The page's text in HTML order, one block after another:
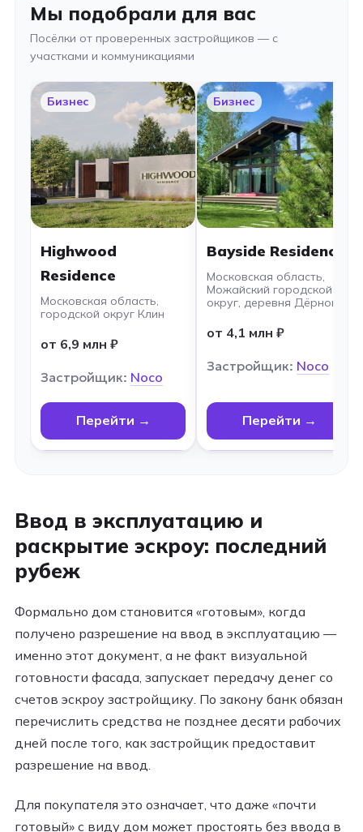
Мы подобрали для вас
Посёлки от проверенных застройщиков — с
участками и коммуникациями
Бизнес
Highwood
Residence
Московская область,
городской округ Клин
от 6,9 млн ₽
Застройщик: Noco
Перейти →
Бизнес
Bayside Residence
Московская область,
Можайский городской
округ, деревня Дёрново
от 4,1 млн ₽
Застройщик: Noco
Перейти →
Ввод в эксплуатацию и
раскрытие эскроу: последний
рубеж
Формально дом становится «готовым», когда
получено разрешение на ввод в эксплуатацию —
именно этот документ, а не факт визуальной
готовности фасада, запускает передачу денег со
счетов эскроу застройщику. По закону банк обязан
перечислить средства не позднее десяти рабочих
дней после того, как застройщик предоставит
разрешение на ввод.
Для покупателя это означает, что даже «почти
готовый» с виду дом может простоять без ввода в